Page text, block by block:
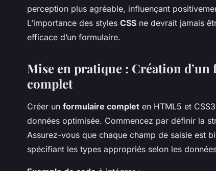
perception plus agréable, influençant
L’importance des styles CSS ne devrait jamais
efficace d’un formulaire.
Mise en pratique : Création
complet
Créer un formulaire complet en HTML5 et
données optimisée. Commencez par définir la
Assurez-vous que chaque champ de saisie est
spécifiant les types appropriés selon les